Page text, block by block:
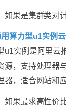
如果是集群类对
算力型u1实例
u1实例是阿里云
源，支持处理器
器，适合网站和
如果最求高性价